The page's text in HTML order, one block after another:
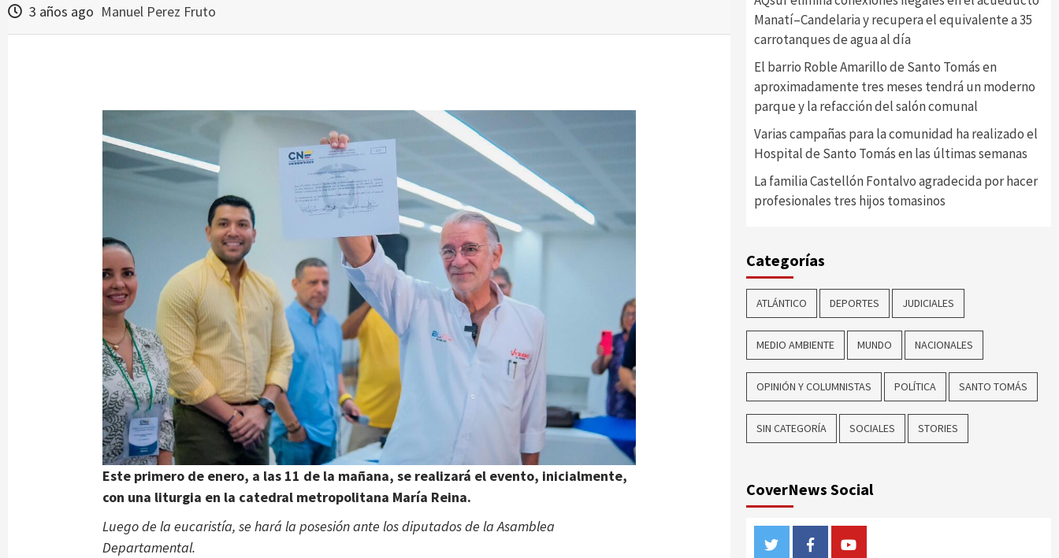
3 años ago Manuel Perez Fruto
Este primero de enero, a las 11 de la mañana, se realizará el evento, inicialmente,
con una liturgia en la catedral metropolitana María Reina.
Luego de la eucaristía, se hará la posesión ante los diputados de la Asamblea
Departamental.
Manatí–Candelaria y recupera el equivalente a 35
carrotanques de agua al día
El barrio Roble Amarillo de Santo Tomás en
aproximadamente tres meses tendrá un moderno
parque y la refacción del salón comunal
Varias campañas para la comunidad ha realizado el
Hospital de Santo Tomás en las últimas semanas
La familia Castellón Fontalvo agradecida por hacer
profesionales tres hijos tomasinos
Categorías
ATLÁNTICO DEPORTES JUDICIALES
MEDIO AMBIENTE MUNDO NACIONALES
OPINIÓN Y COLUMNISTAS POLÍTICA SANTO TOMÁS
SIN CATEGORÍA SOCIALES STORIES
CoverNews Social
TwitterFacebookYoutube